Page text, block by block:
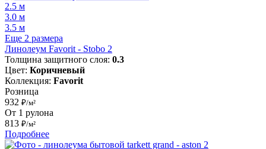
2.5 м
3.0 м
3.5 м
Еще 2 размера
Линолеум Favorit - Stobo 2
Толщина защитного слоя: 0.3
Цвет: Коричневый
Коллекция: Favorit
Розница
932 ₽/м²
От 1 рулона
813 ₽/м²
Подробнее